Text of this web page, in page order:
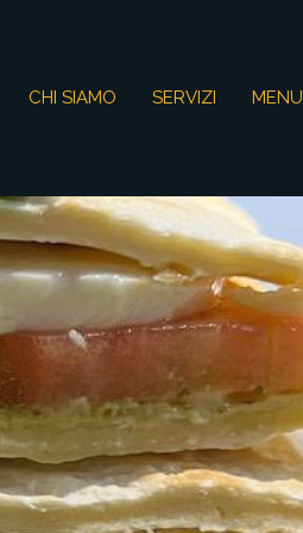
CHI SIAMO SERVIZI MENU